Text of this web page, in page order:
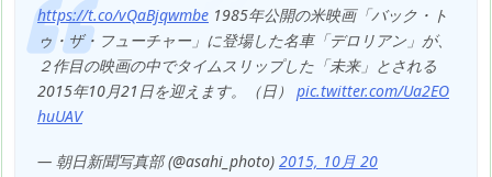
https://t.co/vQaBjqwmbe 1985年公開の米映画「バック・ト
ゥ・ザ・フューチャー」に登場した名車「デロリアン」が、
２作目の映画の中でタイムスリップした「未来」とされる
2015年10月21日を迎えます。（日） pic.twitter.com/Ua2EO
huUAV
— 朝日新聞写真部 (@asahi_photo) 2015, 10月 20